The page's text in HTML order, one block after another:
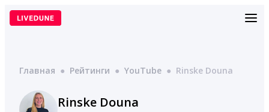
Перейти
Главная ● Рейтинги ● YouTube ● Rinske Douna
Rinske Douna